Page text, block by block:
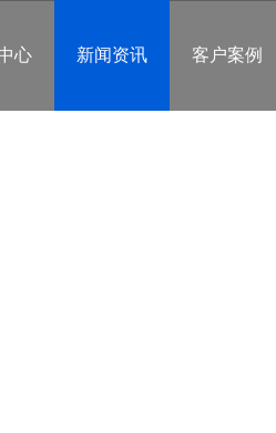
心 新闻资讯 客户案例